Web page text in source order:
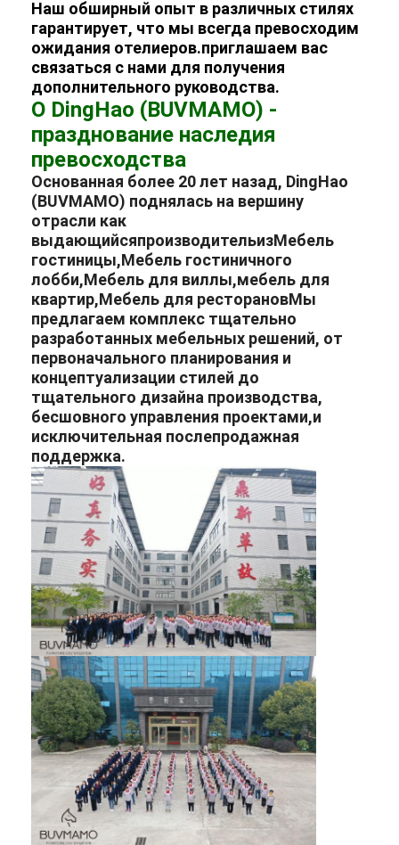
Наш обширный опыт в различных стилях
гарантирует, что мы всегда превосходим
ожидания отелиеров.приглашаем вас
связаться с нами для получения
дополнительного руководства.
О DingHao (BUVMAMO) -
празднование наследия
превосходства
Основанная более 20 лет назад, DingHao
(BUVMAMO) поднялась на вершину
отрасли как
выдающийсяпроизводительизМебель
гостиницы,Мебель гостиничного
лобби,Мебель для виллы,мебель для
квартир,Мебель для ресторановМы
предлагаем комплекс тщательно
разработанных мебельных решений, от
первоначального планирования и
концептуализации стилей до
тщательного дизайна производства,
бесшовного управления проектами,и
исключительная послепродажная
поддержка.